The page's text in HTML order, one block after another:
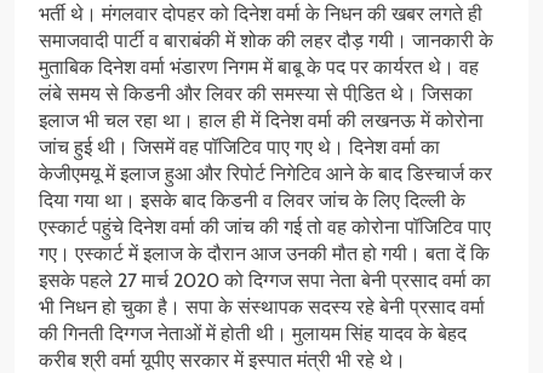
भर्ती थे। मंगलवार दोपहर को दिनेश वर्मा के निधन की खबर लगते ही
समाजवादी पार्टी व बाराबंकी में शोक की लहर दौड़ गयी। जानकारी के
मुताबिक दिनेश वर्मा भंडारण निगम में बाबू के पद पर कार्यरत थे। वह
लंबे समय से किडनी और लिवर की समस्या से पीडि़त थे। जिसका
इलाज भी चल रहा था। हाल ही में दिनेश वर्मा की लखनऊ में कोरोना
जांच हुई थी। जिसमें वह पॉजिटिव पाए गए थे। दिनेश वर्मा का
केजीएमयू में इलाज हुआ और रिपोर्ट निगेटिव आने के बाद डिस्चार्ज कर
दिया गया था। इसके बाद किडनी व लिवर जांच के लिए दिल्ली के
एस्कार्ट पहुंचे दिनेश वर्मा की जांच की गई तो वह कोरोना पॉजिटिव पाए
गए। एस्कार्ट में इलाज के दौरान आज उनकी मौत हो गयी। बता दें कि
इसके पहले 27 मार्च 2020 को दिग्गज सपा नेता बेनी प्रसाद वर्मा का
भी निधन हो चुका है। सपा के संस्थापक सदस्य रहे बेनी प्रसाद वर्मा
की गिनती दिग्गज नेताओं में होती थी। मुलायम सिंह यादव के बेहद
करीब श्री वर्मा यूपीए सरकार में इस्पात मंत्री भी रहे थे।